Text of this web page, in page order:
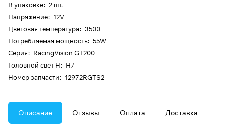
В упаковке: 2 шт.
Напряжение: 12V
Цветовая температура: 3500
Потребляемая мощность: 55W
Серия: RacingVision GT200
Головной свет H: H7
Номер запчасти: 12972RGTS2
Описание Отзывы Оплата Доставка